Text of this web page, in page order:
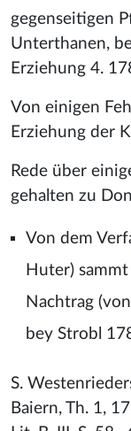
gegenseitigen
Unterthanen,
Erziehung 4.
Von einigen
Erziehung der
Rede über
gehalten zu
Von dem
Huter)
Nachtrag
bey Strobl
S.
Baiern, Th. 1,